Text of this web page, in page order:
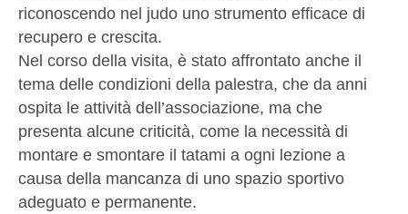
riconoscendo nel judo uno strumento efficace di
recupero e crescita.
Nel corso della visita, è stato affrontato anche il
tema delle condizioni della palestra, che da anni
ospita le attività dell’associazione, ma che
presenta alcune criticità, come la necessità di
montare e smontare il tatami a ogni lezione a
causa della mancanza di uno spazio sportivo
adeguato e permanente.